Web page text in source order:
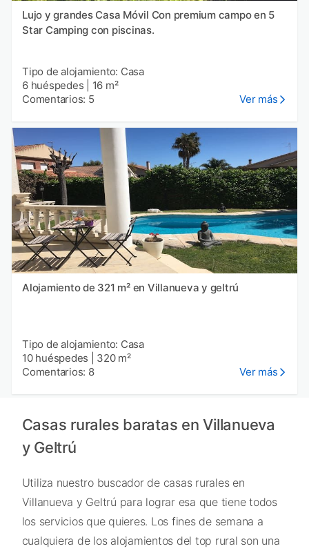
Lujo y grandes Casa Móvil Con premium campo en 5
Star Camping con piscinas.
Tipo de alojamiento: Casa
6 huéspedes
16 m²
Comentarios: 5
Ver más
Alojamiento de 321 m² en Villanueva y geltrú
Tipo de alojamiento: Casa
10 huéspedes
320 m²
Comentarios: 8
Ver más
Casas rurales baratas en Villanueva
y Geltrú
Utiliza nuestro buscador de casas rurales en
Villanueva y Geltrú para lograr esa que tiene todos
los servicios que quieres. Los fines de semana a
cualquiera de los alojamientos del top rural son una